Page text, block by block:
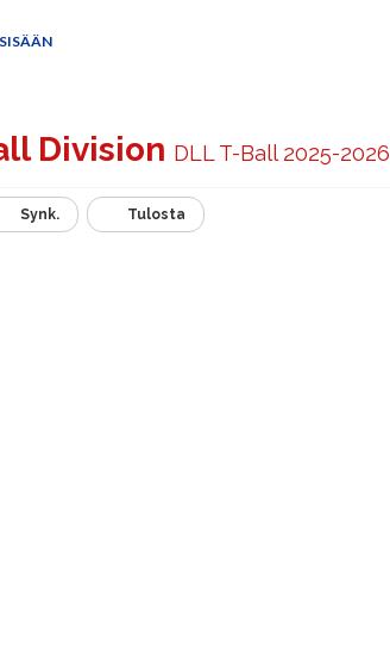
Division DLL T-Ball 2025-2026
Synk. Tulosta